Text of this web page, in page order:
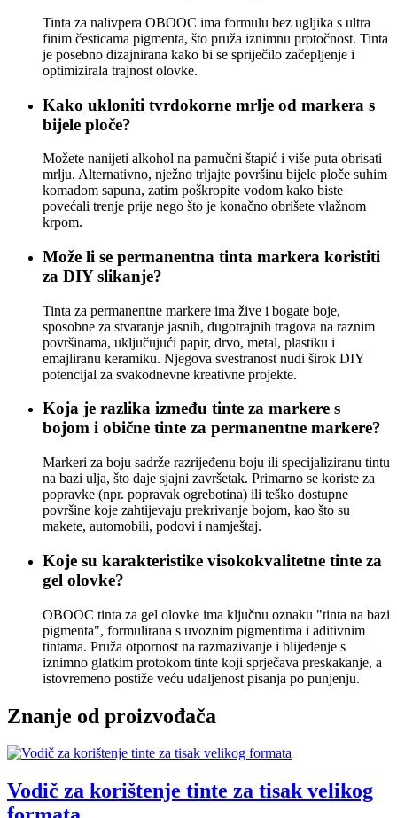
Tinta za nalivpera OBOOC ima formulu bez ugljika s ultra
finim česticama pigmenta, što pruža iznimnu protočnost. Tinta
je posebno dizajnirana kako bi se spriječilo začepljenje i
optimizirala trajnost olovke.
Kako ukloniti tvrdokorne mrlje od markera s
bijele ploče?
Možete nanijeti alkohol na pamučni štapić i više puta obrisati
mrlju. Alternativno, nježno trljajte površinu bijele ploče suhim
komadom sapuna, zatim poškropite vodom kako biste
povećali trenje prije nego što je konačno obrišete vlažnom
krpom.
Može li se permanentna tinta markera koristiti
za DIY slikanje?
Tinta za permanentne markere ima žive i bogate boje,
sposobne za stvaranje jasnih, dugotrajnih tragova na raznim
površinama, uključujući papir, drvo, metal, plastiku i
emajliranu keramiku. Njegova svestranost nudi širok DIY
potencijal za svakodnevne kreativne projekte.
Koja je razlika između tinte za markere s
bojom i obične tinte za permanentne markere?
Markeri za boju sadrže razrijeđenu boju ili specijaliziranu tintu
na bazi ulja, što daje sjajni završetak. Primarno se koriste za
popravke (npr. popravak ogrebotina) ili teško dostupne
površine koje zahtijevaju prekrivanje bojom, kao što su
makete, automobili, podovi i namještaj.
Koje su karakteristike visokokvalitetne tinte za
gel olovke?
OBOOC tinta za gel olovke ima ključnu oznaku "tinta na bazi
pigmenta", formulirana s uvoznim pigmentima i aditivnim
tintama. Pruža otpornost na razmazivanje i blijeđenje s
iznimno glatkim protokom tinte koji sprječava preskakanje, a
istovremeno postiže veću udaljenost pisanja po punjenju.
Znanje od proizvođača
Vodič za korištenje tinte za tisak velikog